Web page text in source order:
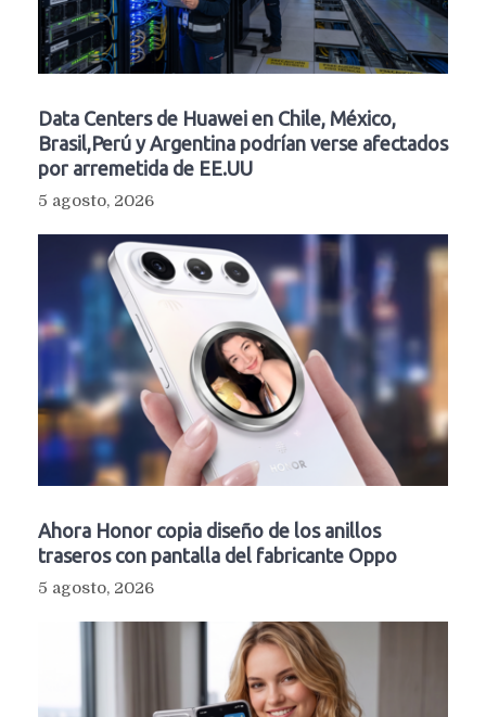
Data Centers de Huawei en Chile, México,
Brasil,Perú y Argentina podrían verse afectados
por arremetida de EE.UU
5 agosto, 2026
Ahora Honor copia diseño de los anillos
traseros con pantalla del fabricante Oppo
5 agosto, 2026